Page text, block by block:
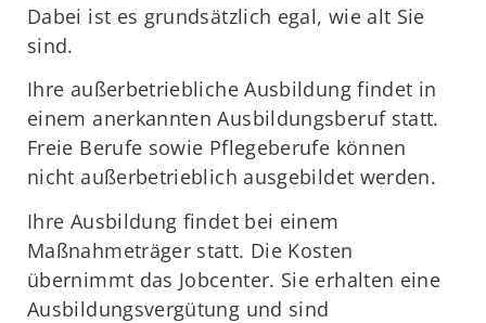
Dabei ist es grundsätzlich egal, wie alt Sie
sind.
Ihre außerbetriebliche Ausbildung findet in
einem anerkannten Ausbildungsberuf statt.
Freie Berufe sowie Pflegeberufe können
nicht außerbetrieblich ausgebildet werden.
Ihre Ausbildung findet bei einem
Maßnahmeträger statt. Die Kosten
übernimmt das Jobcenter. Sie erhalten eine
Ausbildungsvergütung und sind